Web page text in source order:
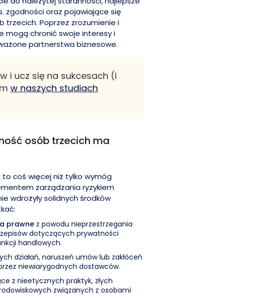
zgodności oraz pojawiające się
trzecich. Poprzez zrozumienie i
mogą chronić swoje interesy i
partnerstwa biznesowe.
i ucz się na sukcesach (i
w naszych studiach
osób trzecich ma
coś więcej niż tylko wymóg
zarządzania ryzykiem
wdrożyły solidnych środków
prawne z powodu nieprzestrzegania
dotyczących prywatności
handlowych.
działań, naruszeń umów lub zakłóceń
niewiarygodnych dostawców.
z nieetycznych praktyk, złych
związanych z osobami